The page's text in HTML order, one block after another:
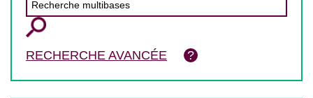
RECHERCHE AVANCÉE